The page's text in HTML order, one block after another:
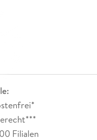
Filialen